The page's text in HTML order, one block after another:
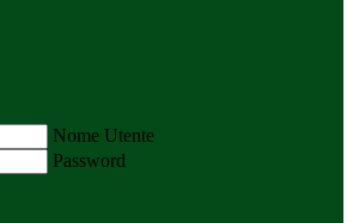
Nome Utente
Password